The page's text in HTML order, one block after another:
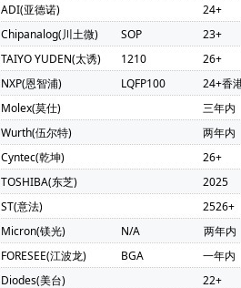
SEMI(东微)(7) MAN YUE(万裕科技)(6)
ALTERA(阿尔特拉)(4) FUJI(富
讯联合)(3) RICHTEK(台湾立锜)(3)
华大半导体)(3) ALLEGRO(美国埃戈罗
)(2) MORNSUN(金升阳)(2)
Power Supplies & EMI Filters(2) FH(风
鑫存储)(2) NISSHINBO(2)
海贝岭)(1) Bourns(伯恩斯)(1)
晶豪科)(1) FM(复旦微)(1)
MACOM(1) MSTAR(晨星)(1)
优北罗)(1) AMP NETCONNECT(1)
ADI(亚德诺) 24+
Chipanalog(川土微) SOP 23+
TAIYO YUDEN(太诱) 1210 26+
NXP(恩智浦) LQFP100 24+香
Molex(莫仕) 三年内
Wurth(伍尔特) 两年内
Cyntec(乾坤) 26+
TOSHIBA(东芝) 2025
ST(意法) 2526+
Micron(镁光) N/A 两年内
FORESEE(江波龙) BGA 一年内
Diodes(美台) 22+